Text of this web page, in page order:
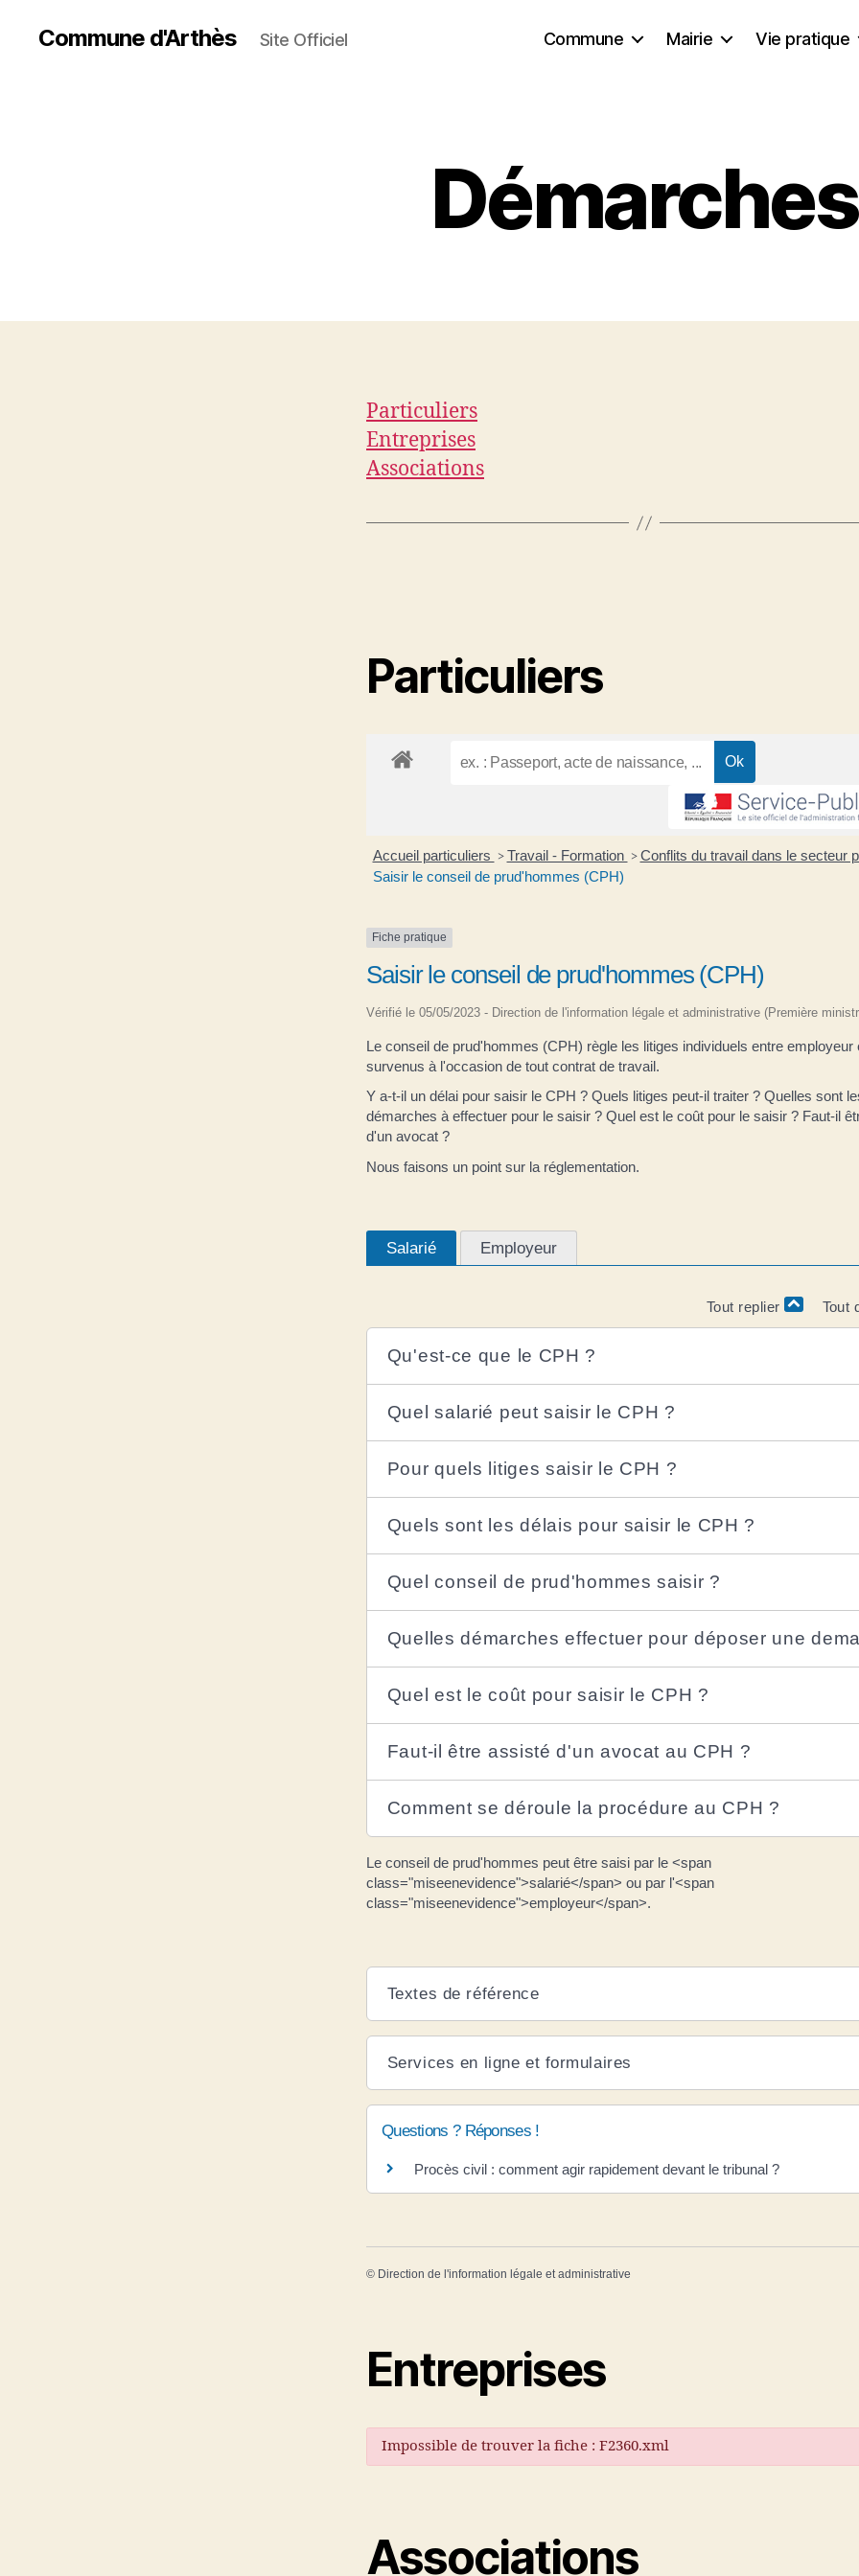
Commune d'Arthès Site Officiel Commune Mairie Vie pratique
Démarches
Particuliers
Entreprises
Associations
Particuliers
Accueil particuliers > Travail - Formation > Conflits du travail dans le secteur
Saisir le conseil de prud'hommes (CPH)
Fiche pratique
Saisir le conseil de prud'hommes (CPH)
Vérifié le 05/05/2023 - Direction de l'information légale et administrative (Première
Le conseil de prud'hommes (CPH) règle les litiges individuels entre employeur
survenus à l'occasion de tout contrat de travail.
Y a-t-il un délai pour saisir le CPH ? Quels litiges peut-il traiter ? Quelles sont
démarches à effectuer pour le saisir ? Quel est le coût pour le saisir ? Faut-il
d'un avocat ?
Nous faisons un point sur la réglementation.
Salarié Employeur
Tout replier Tout
Qu'est-ce que le CPH ?
Quel salarié peut saisir le CPH ?
Pour quels litiges saisir le CPH ?
Quels sont les délais pour saisir le CPH ?
Quel conseil de prud'hommes saisir ?
Quelles démarches effectuer pour déposer une
Quel est le coût pour saisir le CPH ?
Faut-il être assisté d'un avocat au CPH ?
Comment se déroule la procédure au CPH ?
Le conseil de prud'hommes peut être saisi par le <span
class="miseenevidence">salarié</span> ou par l'<span
class="miseenevidence">employeur</span>.
Textes de référence
Services en ligne et formulaires
Questions ? Réponses !
Procès civil : comment agir rapidement devant le tribunal ?
© Direction de l'information légale et administrative
Entreprises
Impossible de trouver la fiche : F2360.xml
Associations